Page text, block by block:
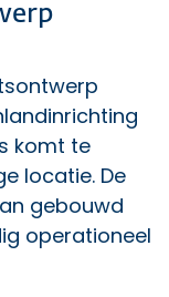
komt te
locatie. De
gebouwd
operationeel